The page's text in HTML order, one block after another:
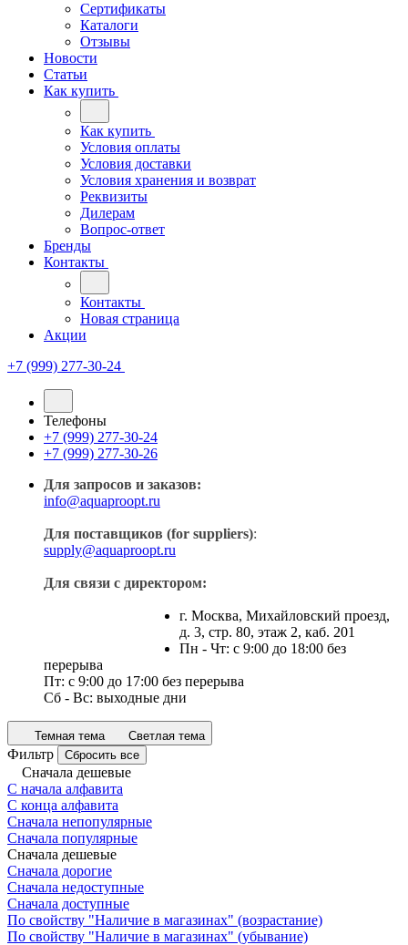
Сертификаты
Каталоги
Отзывы
Новости
Статьи
Как купить
Как купить
Условия оплаты
Условия доставки
Условия хранения и возврат
Реквизиты
Дилерам
Вопрос-ответ
Бренды
Контакты
Контакты
Новая страница
Акции
+7 (999) 277-30-24
Телефоны
+7 (999) 277-30-24
+7 (999) 277-30-26
Для запросов и заказов:
info@aquaproopt.ru
Для поставщиков (for suppliers):
supply@aquaproopt.ru
Для связи с директором:
г. Москва, Михайловский проезд,
д. 3, стр. 80, этаж 2, каб. 201
Пн - Чт: с 9:00 до 18:00 без
перерыва
Пт: с 9:00 до 17:00 без перерыва
Сб - Вс: выходные дни
Темная тема Светлая тема
Фильтр Сбросить все
Сначала дешевые
С начала алфавита
С конца алфавита
Сначала непопулярные
Сначала популярные
Сначала дешевые
Сначала дорогие
Сначала недоступные
Сначала доступные
По свойству "Наличие в магазинах" (возрастание)
По свойству "Наличие в магазинах" (убывание)